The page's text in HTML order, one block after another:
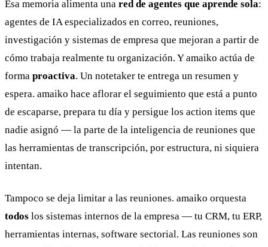
Esa memoria alimenta una red de agentes que aprende sola:
agentes de IA especializados en correo, reuniones,
investigación y sistemas de empresa que mejoran a partir de
cómo trabaja realmente tu organización. Y amaiko actúa de
forma proactiva. Un notetaker te entrega un resumen y
espera. amaiko hace aflorar el seguimiento que está a punto
de escaparse, prepara tu día y persigue los action items que
nadie asignó — la parte de la inteligencia de reuniones que
las herramientas de transcripción, por estructura, ni siquiera
intentan.
Tampoco se deja limitar a las reuniones. amaiko orquesta
todos los sistemas internos de la empresa — tu CRM, tu ERP,
herramientas internas, software sectorial. Las reuniones son